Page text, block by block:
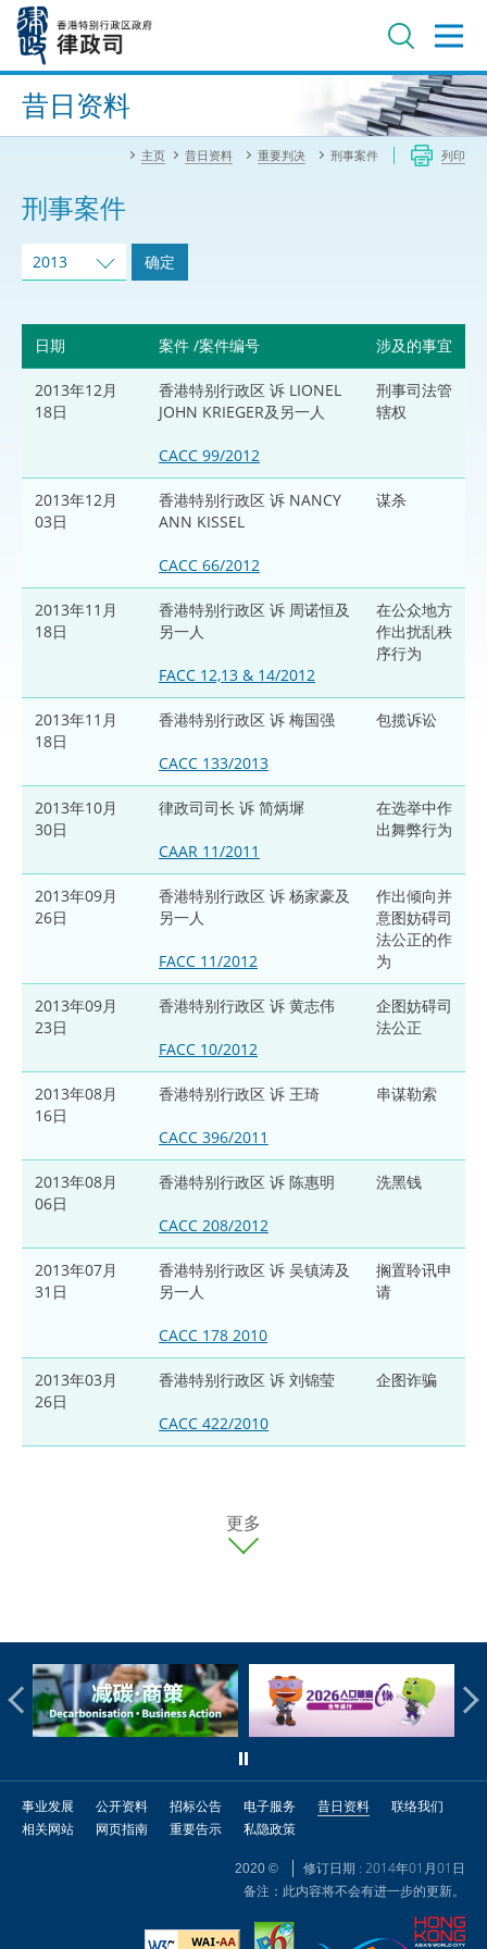
内
进阶搜寻
昔日资料
主页 昔日资料 重要判决 刑事案件 列印
刑事案件
2013 确定
日期 案件 /案件编号 涉及的事宜
2013年12月
18日
香港特别行政区 诉 LIONEL
JOHN KRIEGER及另一人
CACC 99/2012
刑事司法管
辖权
2013年12月
03日
香港特别行政区 诉 NANCY
ANN KISSEL
CACC 66/2012
谋杀
2013年11月
18日
香港特别行政区 诉 周诺恒及
另一人
FACC 12,13 & 14/2012
在公众地方
作出扰乱秩
序行为
2013年11月
18日
香港特别行政区 诉 梅国强
CACC 133/2013
包揽诉讼
2013年10月
30日
律政司司长 诉 简炳墀
CAAR 11/2011
在选举中作
出舞弊行为
2013年09月
26日
香港特别行政区 诉 杨家豪及
另一人
FACC 11/2012
作出倾向并
意图妨碍司
法公正的作
为
2013年09月
23日
香港特别行政区 诉 黄志伟
FACC 10/2012
企图妨碍司
法公正
2013年08月
16日
香港特别行政区 诉 王琦
CACC 396/2011
串谋勒索
2013年08月
06日
香港特别行政区 诉 陈惠明
CACC 208/2012
洗黑钱
2013年07月
31日
香港特别行政区 诉 吴镇涛及
另一人
CACC 178 2010
搁置聆讯申
请
2013年03月
26日
香港特别行政区 诉 刘锦莹
CACC 422/2010
企图诈骗
更多
事业发展 公开资料 招标公告 电子服务 昔日资料
联络我们
相关网站
网页指南 重要告示 私隐政策
2020 ©
修订日期 : 2014年01月01日
备注：此内容将不会有进一步的更新。